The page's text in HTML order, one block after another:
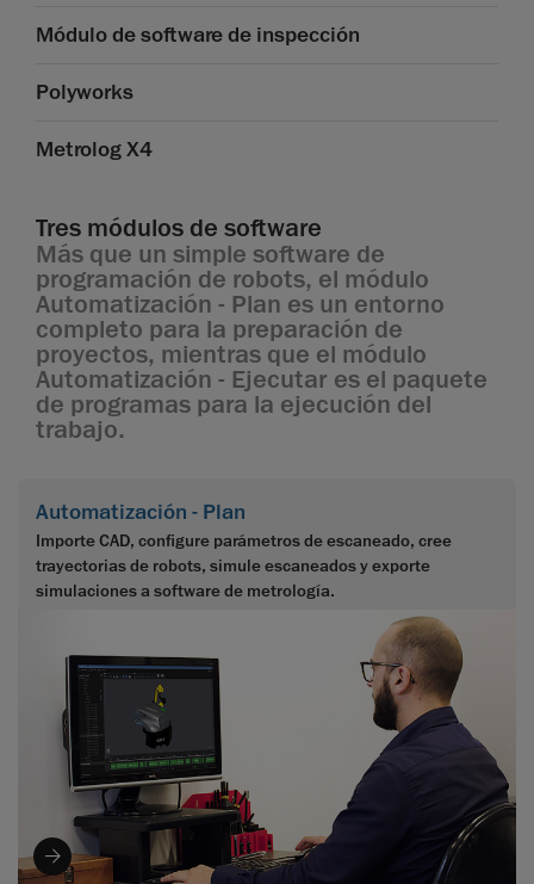
Módulo de software de inspección
Polyworks
Metrolog X4
Tres módulos de software
Más que un simple software de
programación de robots, el módulo
Automatización - Plan es un entorno
completo para la preparación de
proyectos, mientras que el módulo
Automatización - Ejecutar es el paquete
de programas para la ejecución del
trabajo.
Automatización - Plan
Importe CAD, configure parámetros de escaneado, cree
trayectorias de robots, simule escaneados y exporte
simulaciones a software de metrología.